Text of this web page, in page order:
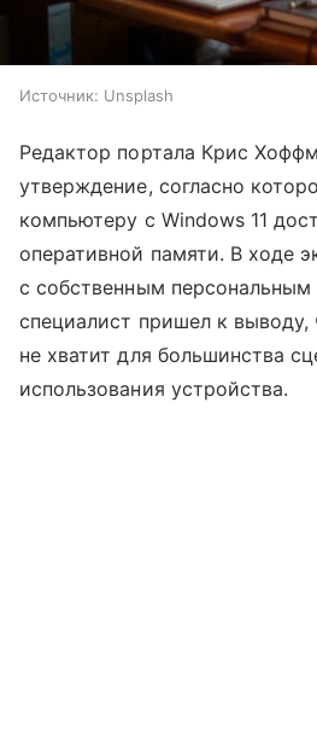
Источник: Unsplash
Редактор портала Крис
утверждение, согласно
компьютеру с Windows 11
оперативной памяти. В ходе
с собственным
специалист пришел к выводу,
не хватит для большинства
использования устройства.